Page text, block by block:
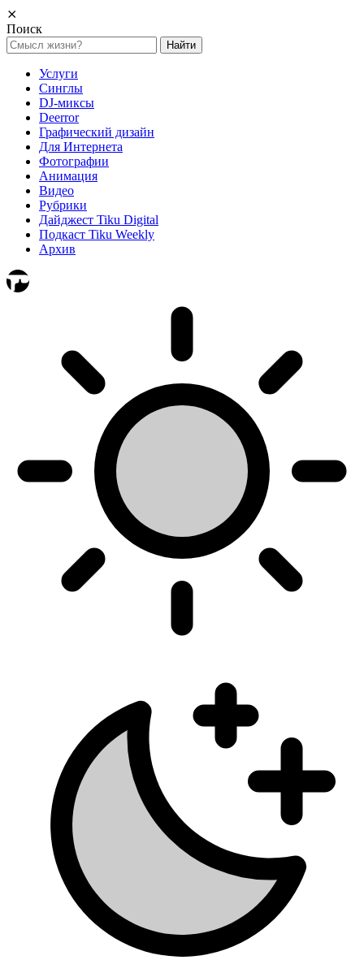
⨯
Поиск
Найти:
Услуги
Синглы
DJ-миксы
Deerror
Графический дизайн
Для Интернета
Фотографии
Анимация
Видео
Рубрики
Дайджест Tiku Digital
Подкаст Tiku Weekly
Архив